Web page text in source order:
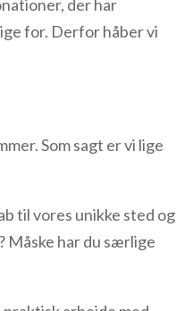
der har
for. Derfor håber vi
Som sagt er vi lige
til vores unikke sted og
Måske har du særlige